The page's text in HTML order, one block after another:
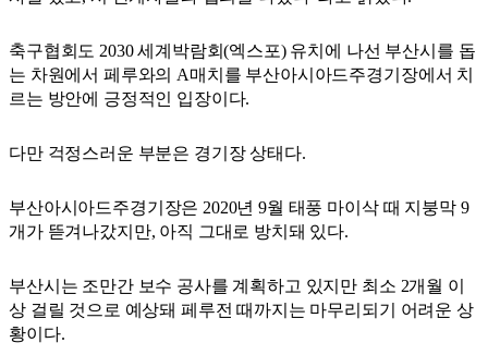
축구협회도 2030 세계박람회(엑스포) 유치에 나선 부산시를 돕
는 차원에서 페루와의 A매치를 부산아시아드주경기장에서 치
르는 방안에 긍정적인 입장이다.
다만 걱정스러운 부분은 경기장 상태다.
부산아시아드주경기장은 2020년 9월 태풍 마이삭 때 지붕막 9
개가 뜯겨나갔지만, 아직 그대로 방치돼 있다.
부산시는 조만간 보수 공사를 계획하고 있지만 최소 2개월 이
상 걸릴 것으로 예상돼 페루전 때까지는 마무리되기 어려운 상
황이다.